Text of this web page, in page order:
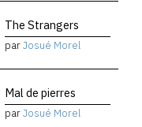
The Strangers
parJosué Morel
Mal de pierres
parJosué Morel